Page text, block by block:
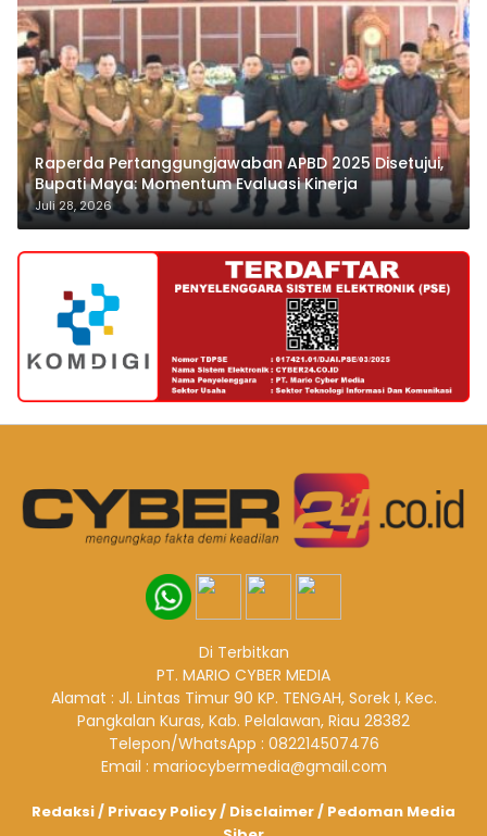
Raperda Pertanggungjawaban APBD 2025 Disetujui,
Bupati Maya: Momentum Evaluasi Kinerja
Juli 28, 2026
Di Terbitkan
PT. MARIO CYBER MEDIA
Alamat : Jl. Lintas Timur 90 KP. TENGAH, Sorek I, Kec.
Pangkalan Kuras, Kab. Pelalawan, Riau 28382
Telepon/WhatsApp : 082214507476
Email : mariocybermedia@gmail.com
Redaksi/ Privacy Policy/ Disclaimer/ Pedoman Media